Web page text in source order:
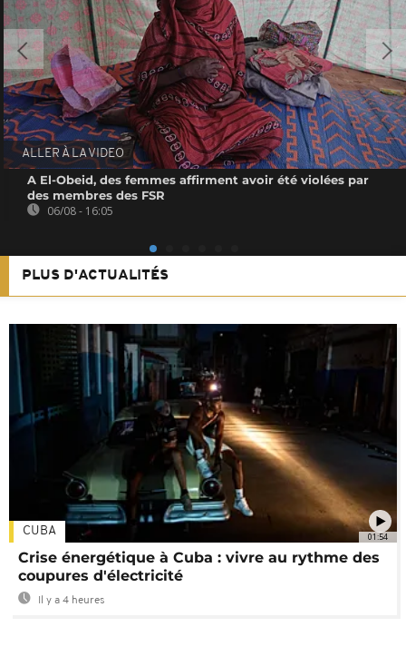
ALLER À LA VIDEO
A El-Obeid, des femmes affirment avoir été violées par
des membres des FSR
06/08 - 16:05
PLUS D'ACTUALITÉS
01:54
CUBA
Crise énergétique à Cuba : vivre au rythme des
coupures d'électricité
Il y a 4 heures